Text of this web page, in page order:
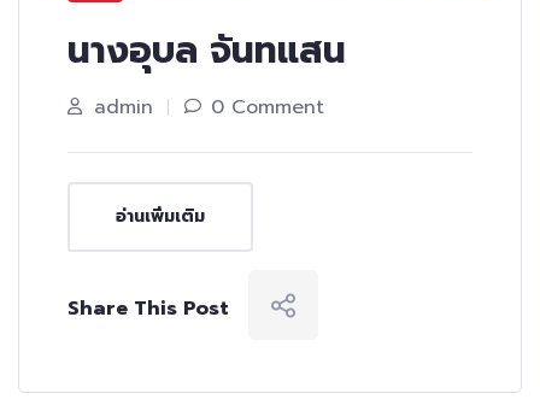
นางอุบล จันทแสน
admin 0 Comment
อ่านเพิ่มเติม
Share This Post